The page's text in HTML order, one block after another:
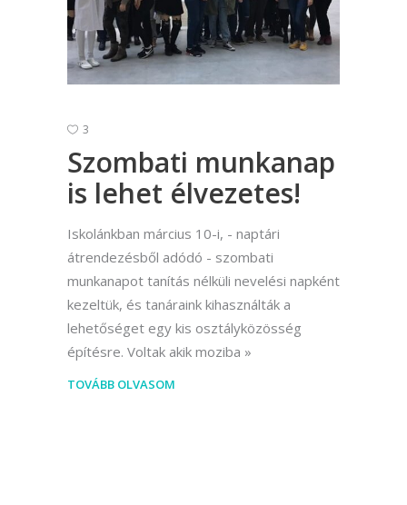
3
Szombati munkanap
is lehet élvezetes!
Iskolánkban március 10-i, - naptári
átrendezésből adódó - szombati
munkanapot tanítás nélküli nevelési napként
kezeltük, és tanáraink kihasználták a
lehetőséget egy kis osztályközösség
építésre. Voltak akik moziba
TOVÁBB OLVASOM